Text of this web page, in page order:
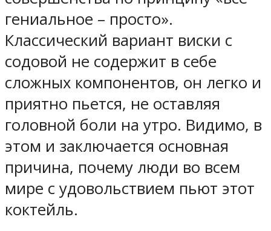
гениальное – просто».
Классический вариант виски с
содовой не содержит в себе
сложных компонентов, он легко и
приятно пьется, не оставляя
головной боли на утро. Видимо, в
этом и заключается основная
причина, почему люди во всем
мире с удовольствием пьют этот
коктейль.